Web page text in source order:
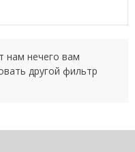
нам нечего вам
другой фильтр